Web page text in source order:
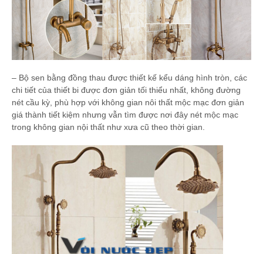
– Bộ sen bằng đồng thau được thiết kế kểu dáng hình tròn, các
chi tiết của thiết bi được đơn giản tối thiểu nhất, không đường
nét cầu kỳ, phù hợp với không gian nôi thất mộc mạc đơn giản
giá thành tiết kiệm nhưng vẫn tìm được nơi đây nét mộc mạc
trong không gian nội thất như xưa cũ theo thời gian.